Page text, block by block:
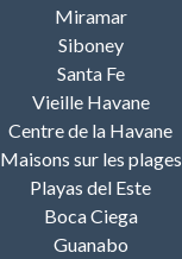
Miramar
Siboney
Santa Fe
Vieille Havane
Centre de la Havane
Maisons sur les plages
Playas del Este
Boca Ciega
Guanabo